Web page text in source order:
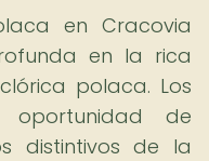
en Cracovia
en la rica
polaca. Los
oportunidad de
distintivos de la